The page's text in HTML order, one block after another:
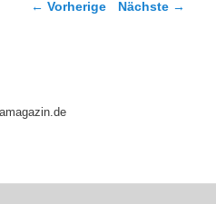
← Vorherige Nächste →